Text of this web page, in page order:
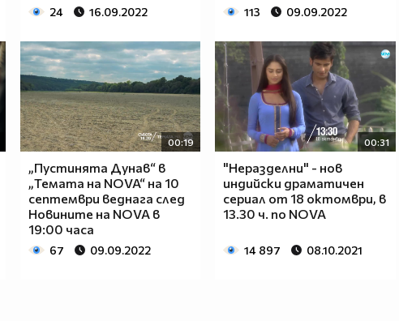
24 16.09.2022 113 09.09.2022
00:19
„Пустинята Дунав“ в
„Темата на NOVA“ на 10
септември веднага след
Новините на NOVA в
19:00 часа
67 09.09.2022
00:31
"Неразделни" - нов
индийски драматичен
сериал от 18 октомври, в
13.30 ч. по NOVA
14 897 08.10.2021